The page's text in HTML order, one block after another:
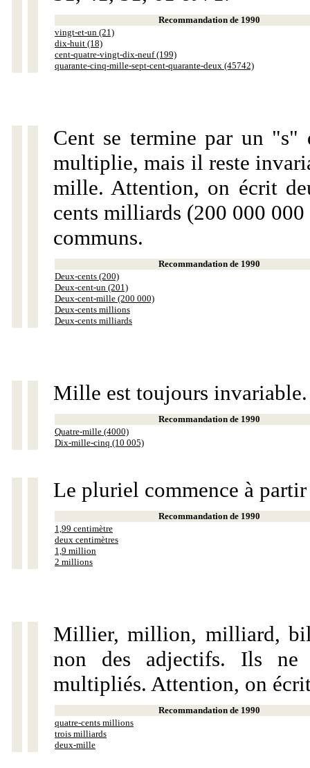
Recommandation de 1990
vingt-et-un (21)
dix-huit (18)
cent-quatre-vingt-dix-neuf (199)
quarante-cinq-mille-sept-cent-quarante-deux (45742)
Cent se termine par un "s"
multiplie, mais il reste
mille. Attention, on écrit
cents milliards (200 000
communs.
Recommandation de 1990
Deux-cents (200)
Deux-cent-un (201)
Deux-cent-mille (200 000)
Deux-cents millions
Deux-cents milliards
Mille est toujours invariable.
Recommandation de 1990
Quatre-mille (4000)
Dix-mille-cinq (10 005)
Le pluriel commence à
Recommandation de 1990
1,99 centimètre
deux centimètres
1,9 million
2 millions
Millier, million, milliard,
non des adjectifs. Ils ne
multipliés. Attention, on
Recommandation de 1990
quatre-cents millions
trois milliards
deux-mille